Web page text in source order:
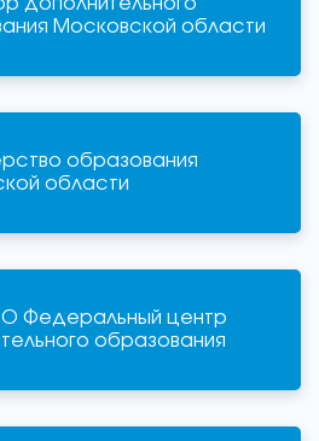
дополнительного
Московской области
образования
области
Федеральный центр
образования